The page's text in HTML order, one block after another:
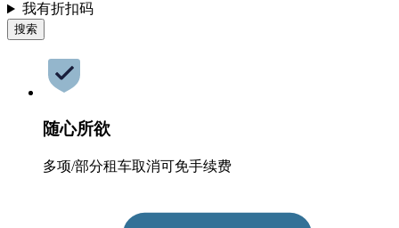
我有折扣码
搜索
随心所欲
多项/部分租车取消可免手续费